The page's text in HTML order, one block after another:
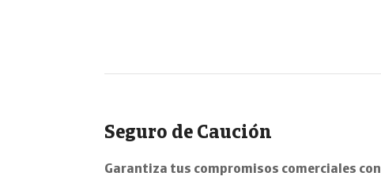
Seguro de Caución
Garantiza tus compromisos comerciales con